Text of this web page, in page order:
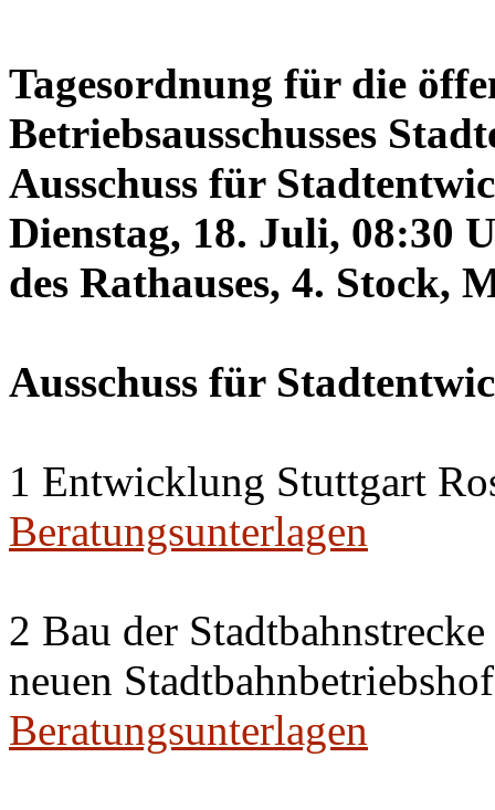
Tagesordnung für die
Betriebsausschusses
Ausschuss für
Dienstag, 18. Juli, 08:30
des Rathauses, 4. Stock,
Ausschuss für
1 Entwicklung Stuttgart
Beratungsunterlagen
2 Bau der
neuen
Beratungsunterlagen